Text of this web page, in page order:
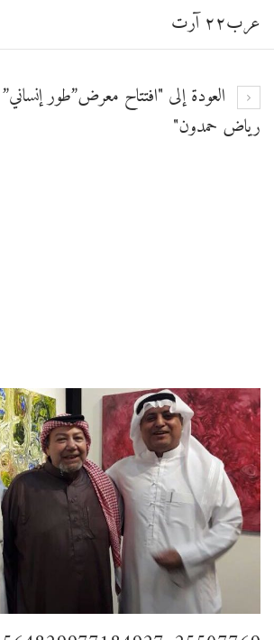
عرب٢٢ آرت
العودة إلى "افتتاح معرض”طور إنساني”
رياض حمدون"